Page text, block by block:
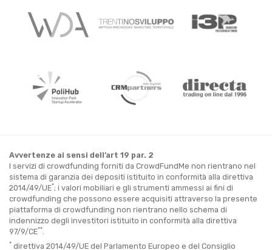
Avvertenze ai sensi dell’art 19 par. 2
I servizi di crowdfunding forniti da CrowdFundMe non rientrano nel
sistema di garanzia dei depositi istituito in conformità alla direttiva
2014/49/UE*; i valori mobiliari e gli strumenti ammessi ai fini di
crowdfunding che possono essere acquisiti attraverso la presente
piattaforma di crowdfunding non rientrano nello schema di
indennizzo degli investitori istituito in conformità alla direttiva
97/9/CE**
* direttiva 2014/49/UE del Parlamento Europeo e del Consiglio